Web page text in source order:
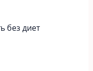
без диет